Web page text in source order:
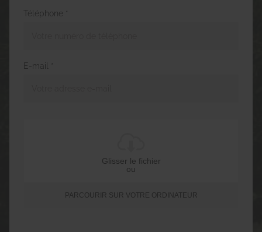
Téléphone *
E-mail *
Glisser le fichier
ou
PARCOURIR SUR VOTRE ORDINATEUR